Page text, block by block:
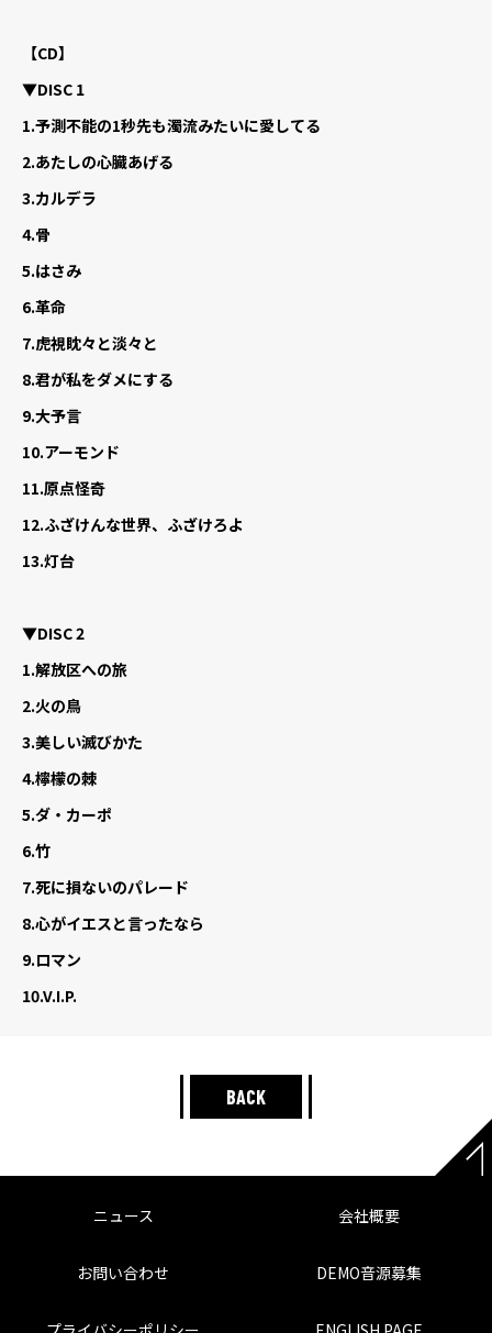
【CD】
▼DISC 1
1.予測不能の1秒先も濁流みたいに愛してる
2.あたしの心臓あげる
3.カルデラ
4.骨
5.はさみ
6.革命
7.虎視眈々と淡々と
8.君が私をダメにする
9.大予言
10.アーモンド
11.原点怪奇
12.ふざけんな世界、ふざけろよ
13.灯台
▼DISC 2
1.解放区への旅
2.火の鳥
3.美しい滅びかた
4.檸檬の棘
5.ダ・カーポ
6.竹
7.死に損ないのパレード
8.心がイエスと言ったなら
9.ロマン
10.V.I.P.
BACK
ニュース 会社概要
お問い合わせ DEMO音源募集